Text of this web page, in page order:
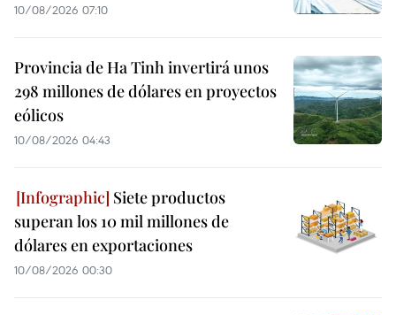
10/08/2026 07:10
Provincia de Ha Tinh invertirá unos
298 millones de dólares en proyectos
eólicos
10/08/2026 04:43
Siete productos
superan los 10 mil millones de
dólares en exportaciones
10/08/2026 00:30